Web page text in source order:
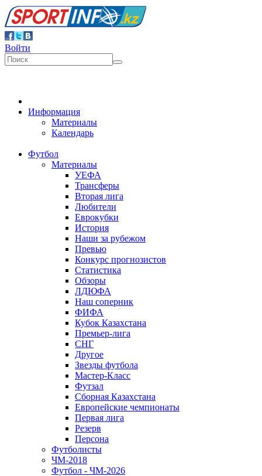
Войти
Информация
Материалы
Календарь
Футбол
Материалы
УЕФА
Трансферы
Вторая лига
Любители
Еврокубки
История
Наши за рубежом
Превью
Конкурс прогнозистов
Статистика
Обзоры
ЛДЮФА
Наш соперник
ФИФА
Кубок Казахстана
Премьер-лига
СНГ
Другое
Звезды футбола
Мастер-Класс
Футзал
Сборная Казахстана
Европейские чемпионаты
Первая лига
Резерв
Персона
Футболисты
ЧМ-2018
Футбол - ЧМ-2026